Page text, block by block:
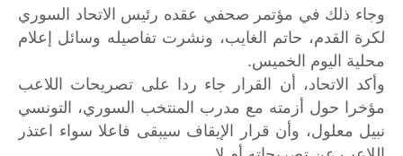
وجاء ذلك في مؤتمر صحفي عقده رئيس الاتحاد السوري
لكرة القدم، حاتم الغايب، ونشرت تفاصيله وسائل إعلام
محلية اليوم الخميس.
وأكد الاتحاد، أن القرار جاء ردا على تصريحات اللاعب
مؤخرا حول أزمته مع مدرب المنتخب السوري، التونسي
نبيل معلول، وأن قرار الإيقاف سيبقى فاعلا سواء اعتذر